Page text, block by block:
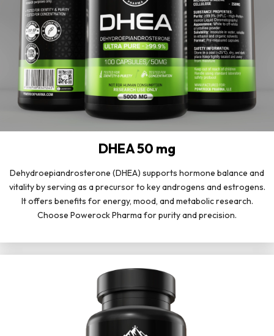
DHEA 50 mg
Dehydroepiandrosterone (DHEA) supports hormone balance and
vitality by serving as a precursor to key androgens and estrogens.
It offers benefits for energy, mood, and metabolic research.
Choose Powerock Pharma for purity and precision.